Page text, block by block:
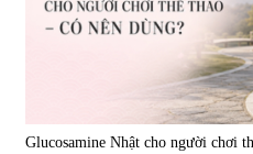
1.450.000 đ
Glucosamine Nhật cho người chơi